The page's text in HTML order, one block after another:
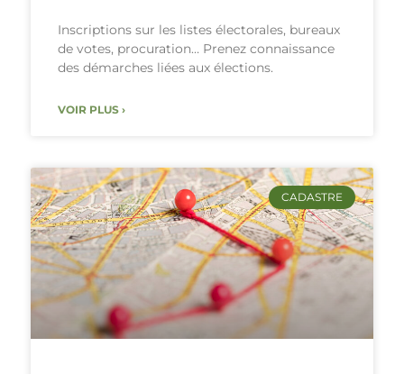
Inscriptions sur les listes électorales, bureaux
de votes, procuration… Prenez connaissance
des démarches liées aux élections.
VOIR PLUS ›
CADASTRE